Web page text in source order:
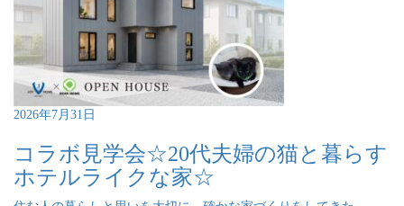
2026年7月31日
コラボ見学会☆20代夫婦の猫と暮らす
ホテルライクな家☆